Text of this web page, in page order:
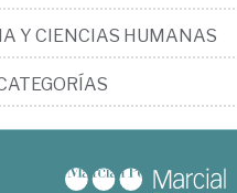
Y CIENCIAS HUMANAS